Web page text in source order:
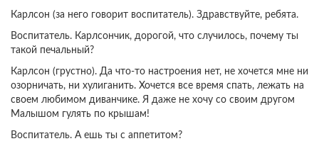
Карлсон (за него говорит воспитатель). Здравствуйте, ребята.
Воспитатель. Карлсончик, дорогой, что случилось, почему ты
такой печальный?
Карлсон (грустно). Да что-то настроения нет, не хочется мне ни
озорничать, ни хулиганить. Хочется все время спать, лежать на
своем любимом диванчике. Я даже не хочу со своим другом
Малышом гулять по крышам!
Воспитатель. А ешь ты с аппетитом?